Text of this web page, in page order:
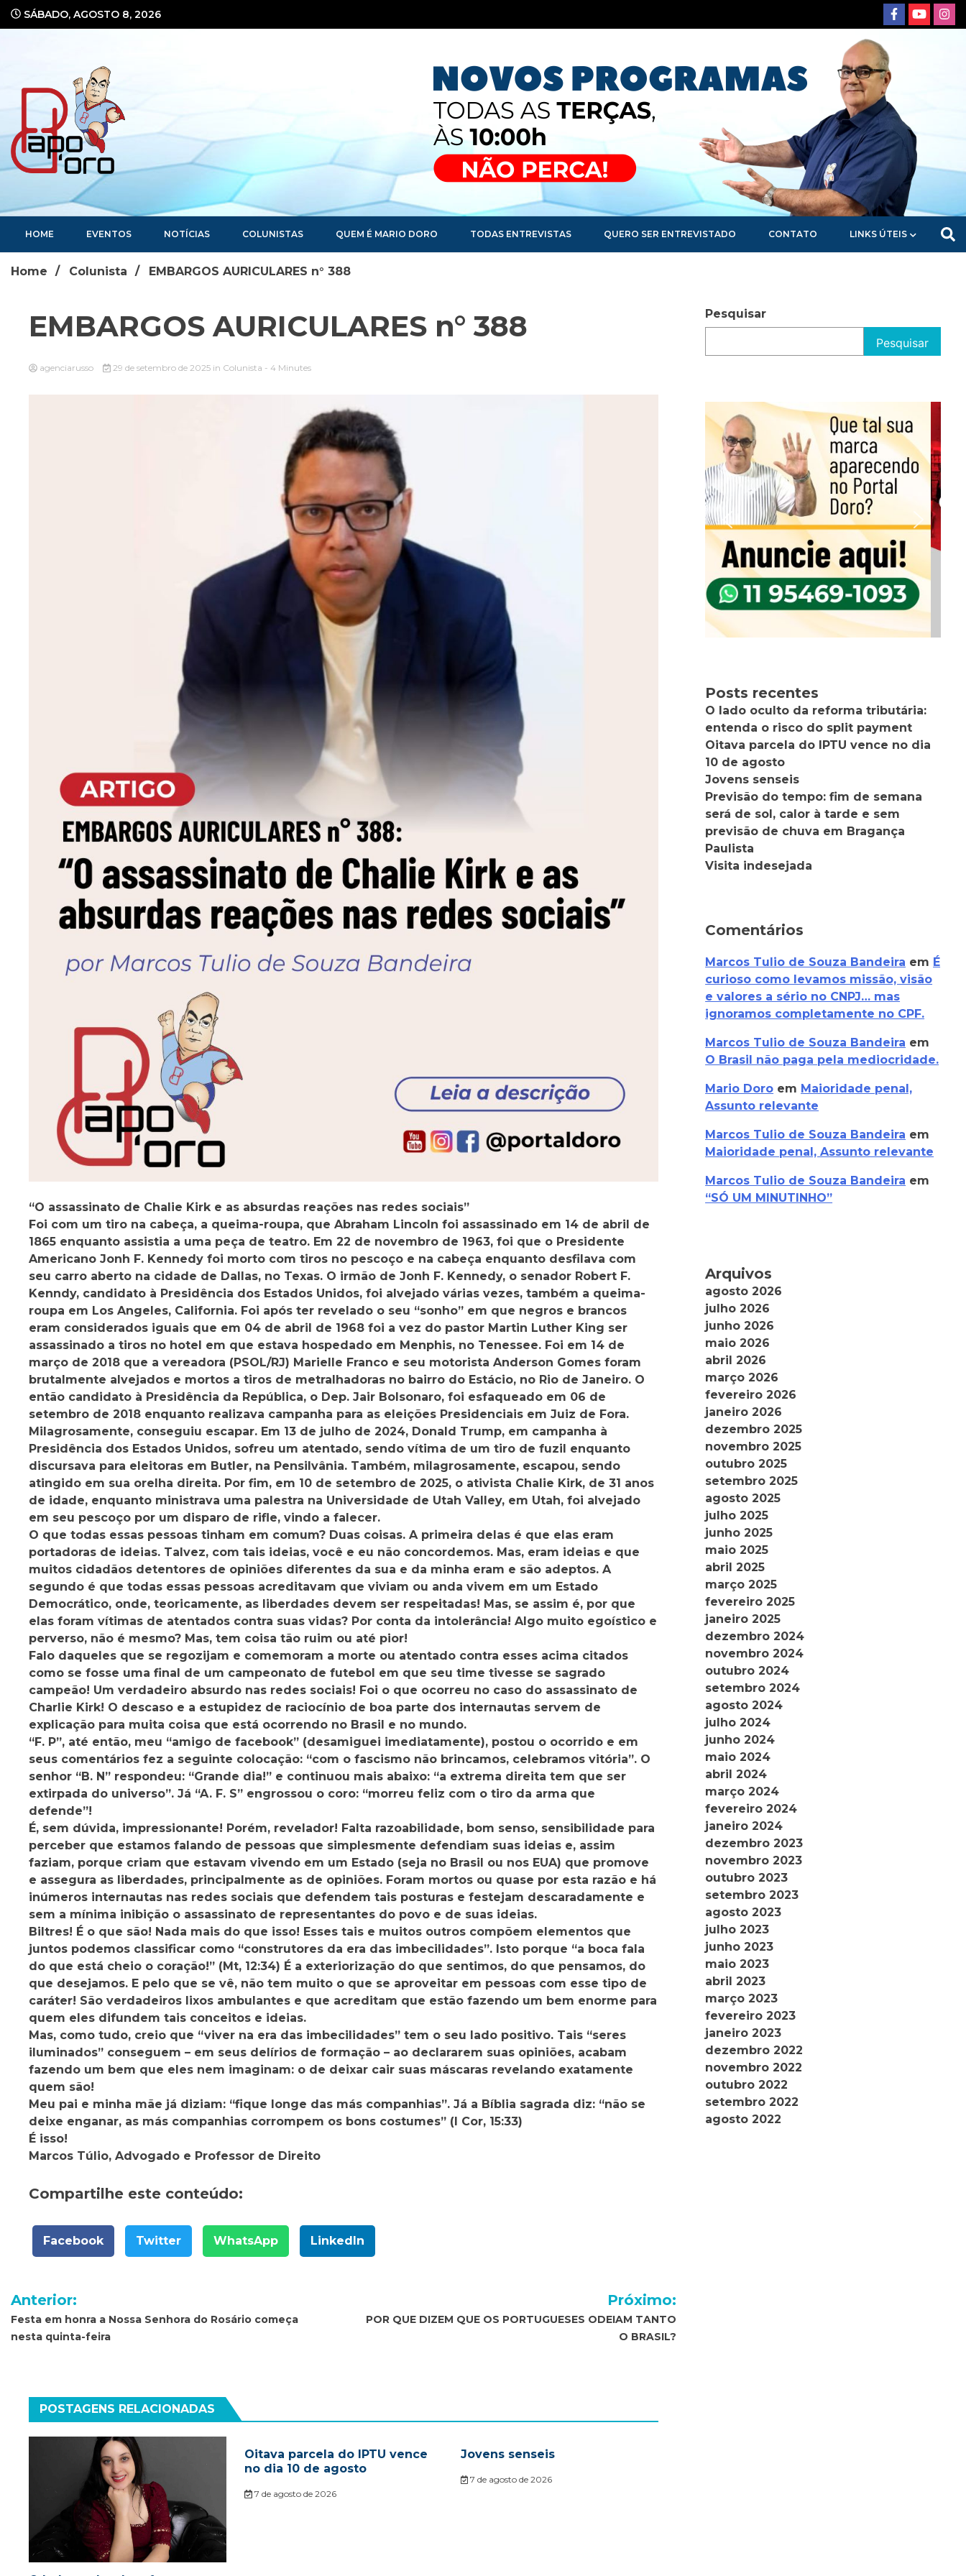
SÁBADO, AGOSTO 8, 2026
Portal de Notícias
HOME EVENTOS NOTÍCIAS COLUNISTAS QUEM É MARIO DORO TODAS ENTREVISTAS QUERO SER ENTREVISTADO CONTATO LINKS ÚTEIS
Home Colunista EMBARGOS AURICULARES n° 388
EMBARGOS AURICULARES n° 388
agenciarusso 29 de setembro de 2025 in Colunista - 4 Minutes
“O assassinato de Chalie Kirk e as absurdas reações nas redes sociais”
Foi com um tiro na cabeça, a queima-roupa, que Abraham Lincoln foi assassinado em 14 de abril de
1865 enquanto assistia a uma peça de teatro. Em 22 de novembro de 1963, foi que o Presidente
Americano Jonh F. Kennedy foi morto com tiros no pescoço e na cabeça enquanto desfilava com
seu carro aberto na cidade de Dallas, no Texas. O irmão de Jonh F. Kennedy, o senador Robert F.
Kenndy, candidato à Presidência dos Estados Unidos, foi alvejado várias vezes, também a queima-
roupa em Los Angeles, California. Foi após ter revelado o seu “sonho” em que negros e brancos
eram considerados iguais que em 04 de abril de 1968 foi a vez do pastor Martin Luther King ser
assassinado a tiros no hotel em que estava hospedado em Menphis, no Tenessee. Foi em 14 de
março de 2018 que a vereadora (PSOL/RJ) Marielle Franco e seu motorista Anderson Gomes foram
brutalmente alvejados e mortos a tiros de metralhadoras no bairro do Estácio, no Rio de Janeiro. O
então candidato à Presidência da República, o Dep. Jair Bolsonaro, foi esfaqueado em 06 de
setembro de 2018 enquanto realizava campanha para as eleições Presidenciais em Juiz de Fora.
Milagrosamente, conseguiu escapar. Em 13 de julho de 2024, Donald Trump, em campanha à
Presidência dos Estados Unidos, sofreu um atentado, sendo vítima de um tiro de fuzil enquanto
discursava para eleitoras em Butler, na Pensilvânia. Também, milagrosamente, escapou, sendo
atingido em sua orelha direita. Por fim, em 10 de setembro de 2025, o ativista Chalie Kirk, de 31 anos
de idade, enquanto ministrava uma palestra na Universidade de Utah Valley, em Utah, foi alvejado
em seu pescoço por um disparo de rifle, vindo a falecer.
O que todas essas pessoas tinham em comum? Duas coisas. A primeira delas é que elas eram
portadoras de ideias. Talvez, com tais ideias, você e eu não concordemos. Mas, eram ideias e que
muitos cidadãos detentores de opiniões diferentes da sua e da minha eram e são adeptos. A
segundo é que todas essas pessoas acreditavam que viviam ou anda vivem em um Estado
Democrático, onde, teoricamente, as liberdades devem ser respeitadas! Mas, se assim é, por que
elas foram vítimas de atentados contra suas vidas? Por conta da intolerância! Algo muito egoístico e
perverso, não é mesmo? Mas, tem coisa tão ruim ou até pior!
Falo daqueles que se regozijam e comemoram a morte ou atentado contra esses acima citados
como se fosse uma final de um campeonato de futebol em que seu time tivesse se sagrado
campeão! Um verdadeiro absurdo nas redes sociais! Foi o que ocorreu no caso do assassinato de
Charlie Kirk! O descaso e a estupidez de raciocínio de boa parte dos internautas servem de
explicação para muita coisa que está ocorrendo no Brasil e no mundo.
“F. P”, até então, meu “amigo de facebook” (desamiguei imediatamente), postou o ocorrido e em
seus comentários fez a seguinte colocação: “com o fascismo não brincamos, celebramos vitória”. O
senhor “B. N” respondeu: “Grande dia!” e continuou mais abaixo: “a extrema direita tem que ser
extirpada do universo”. Já “A. F. S” engrossou o coro: “morreu feliz com o tiro da arma que
defende”!
É, sem dúvida, impressionante! Porém, revelador! Falta razoabilidade, bom senso, sensibilidade para
perceber que estamos falando de pessoas que simplesmente defendiam suas ideias e, assim
faziam, porque criam que estavam vivendo em um Estado (seja no Brasil ou nos EUA) que promove
e assegura as liberdades, principalmente as de opiniões. Foram mortos ou quase por esta razão e há
inúmeros internautas nas redes sociais que defendem tais posturas e festejam descaradamente e
sem a mínima inibição o assassinato de representantes do povo e de suas ideias.
Biltres! É o que são! Nada mais do que isso! Esses tais e muitos outros compõem elementos que
juntos podemos classificar como “construtores da era das imbecilidades”. Isto porque “a boca fala
do que está cheio o coração!” (Mt, 12:34) É a exteriorização do que sentimos, do que pensamos, do
que desejamos. E pelo que se vê, não tem muito o que se aproveitar em pessoas com esse tipo de
caráter! São verdadeiros lixos ambulantes e que acreditam que estão fazendo um bem enorme para
quem eles difundem tais conceitos e ideias.
Mas, como tudo, creio que “viver na era das imbecilidades” tem o seu lado positivo. Tais “seres
iluminados” conseguem – em seus delírios de formação – ao declararem suas opiniões, acabam
fazendo um bem que eles nem imaginam: o de deixar cair suas máscaras revelando exatamente
quem são!
Meu pai e minha mãe já diziam: “fique longe das más companhias”. Já a Bíblia sagrada diz: “não se
deixe enganar, as más companhias corrompem os bons costumes” (I Cor, 15:33)
É isso!
Marcos Túlio, Advogado e Professor de Direito
Compartilhe este conteúdo:
Facebook Twitter WhatsApp LinkedIn
Navegação
de
Post
Anterior:
Festa em honra a Nossa Senhora do Rosário começa
nesta quinta-feira
Próximo:
POR QUE DIZEM QUE OS PORTUGUESES ODEIAM TANTO
O BRASIL?
POSTAGENS RELACIONADAS
Oitava parcela do IPTU vence
no dia 10 de agosto
7 de agosto de 2026
Jovens senseis
7 de agosto de 2026
Pesquisar
Pesquisar
Posts recentes
O lado oculto da reforma tributária:
entenda o risco do split payment
Oitava parcela do IPTU vence no dia
10 de agosto
Jovens senseis
Previsão do tempo: fim de semana
será de sol, calor à tarde e sem
previsão de chuva em Bragança
Paulista
Visita indesejada
Comentários
Marcos Tulio de Souza Bandeira em É
curioso como levamos missão, visão
e valores a sério no CNPJ… mas
ignoramos completamente no CPF.
Marcos Tulio de Souza Bandeira em
O Brasil não paga pela mediocridade.
Mario Doro em Maioridade penal,
Assunto relevante
Marcos Tulio de Souza Bandeira em
Maioridade penal, Assunto relevante
Marcos Tulio de Souza Bandeira em
“SÓ UM MINUTINHO”
Arquivos
agosto 2026
julho 2026
junho 2026
maio 2026
abril 2026
março 2026
fevereiro 2026
janeiro 2026
dezembro 2025
novembro 2025
outubro 2025
setembro 2025
agosto 2025
julho 2025
junho 2025
maio 2025
abril 2025
março 2025
fevereiro 2025
janeiro 2025
dezembro 2024
novembro 2024
outubro 2024
setembro 2024
agosto 2024
julho 2024
junho 2024
maio 2024
abril 2024
março 2024
fevereiro 2024
janeiro 2024
dezembro 2023
novembro 2023
outubro 2023
setembro 2023
agosto 2023
julho 2023
junho 2023
maio 2023
abril 2023
março 2023
fevereiro 2023
janeiro 2023
dezembro 2022
novembro 2022
outubro 2022
setembro 2022
agosto 2022